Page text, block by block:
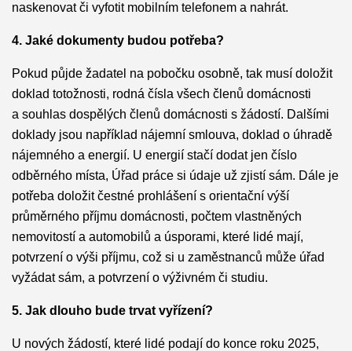
naskenovat či vyfotit mobilním telefonem a nahrát.
4. Jaké dokumenty budou potřeba?
Pokud půjde žadatel na pobočku osobně, tak musí doložit
doklad totožnosti, rodná čísla všech členů domácnosti
a souhlas dospělých členů domácnosti s žádostí. Dalšími
doklady jsou například nájemní smlouva, doklad o úhradě
nájemného a energií. U energií stačí dodat jen číslo
odběrného místa, Úřad práce si údaje už zjistí sám. Dále je
potřeba doložit čestné prohlášení s orientační výší
průměrného příjmu domácnosti, počtem vlastněných
nemovitostí a automobilů a úsporami, které lidé mají,
potvrzení o výši příjmu, což si u zaměstnanců může úřad
vyžádat sám, a potvrzení o výživném či studiu.
5. Jak dlouho bude trvat vyřízení?
U nových žádostí, které lidé podají do konce roku 2025,